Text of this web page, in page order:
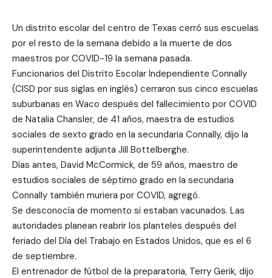
Un distrito escolar del centro de Texas cerró sus escuelas
por el resto de la semana debido a la muerte de dos
maestros por COVID-19 la semana pasada.
Funcionarios del Distrito Escolar Independiente Connally
(CISD por sus siglas en inglés) cerraron sus cinco escuelas
suburbanas en Waco después del fallecimiento por COVID
de Natalia Chansler, de 41 años, maestra de estudios
sociales de sexto grado en la secundaria Connally, dijo la
superintendente adjunta Jill Bottelberghe.
Días antes, David McCormick, de 59 años, maestro de
estudios sociales de séptimo grado en la secundaria
Connally también muriera por COVID, agregó.
Se desconocía de momento si estaban vacunados. Las
autoridades planean reabrir los planteles después del
feriado del Día del Trabajo en Estados Unidos, que es el 6
de septiembre.
El entrenador de fútbol de la preparatoria, Terry Gerik, dijo